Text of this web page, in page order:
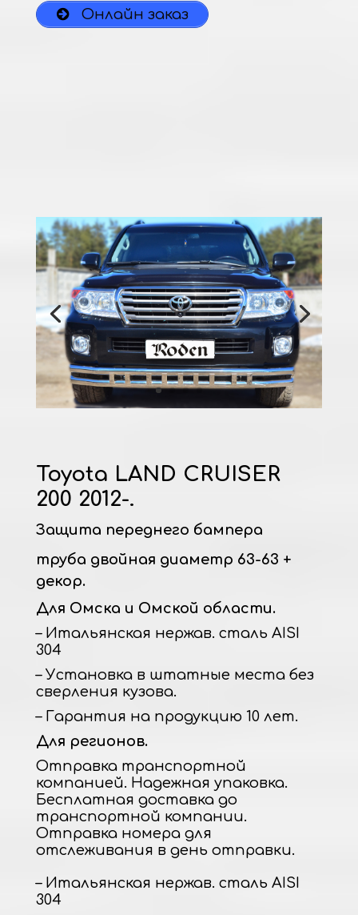
Онлайн заказ
Toyota LAND CRUISER
200 2012-.
Защита переднего бампера
труба двойная диаметр 63-63 +
декор.
Для Омска и Омской области.
– Итальянская нержав. сталь AISI
304
– Установка в штатные места без
сверления кузова.
– Гарантия на продукцию 10 лет.
Для регионов.
Отправка транспортной
компанией. Надежная упаковка.
Бесплатная доставка до
транспортной компании.
Отправка номера для
отслеживания в день отправки.
– Итальянская нержав. сталь AISI
304